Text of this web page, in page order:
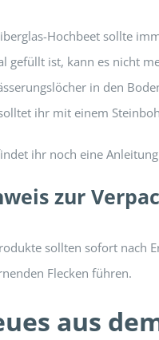
Hochbeet sollte
gefüllt ist, kann es nicht
in den
ihr mit einem
ihr noch eine
zur
sollten sofort nach
Flecken führen.
aus